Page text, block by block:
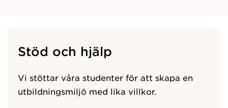
Stöd och hjälp
Vi stöttar våra studenter för att skapa en
utbildningsmiljö med lika villkor.